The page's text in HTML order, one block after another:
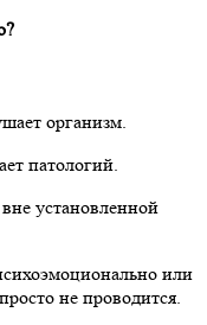
организм.
патологий.
установленной
или
не проводится.